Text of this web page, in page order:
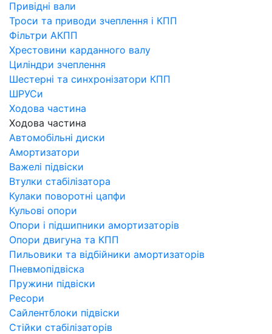
Привідні вали
Троси та приводи зчеплення і КПП
Фільтри АКПП
Хрестовини карданного валу
Циліндри зчеплення
Шестерні та синхронізатори КПП
ШРУСи
Ходова частина
Ходова частина
Автомобільні диски
Амортизатори
Важелі підвіски
Втулки стабілізатора
Кулаки поворотні цапфи
Кульові опори
Опори і підшипники амортизаторів
Опори двигуна та КПП
Пильовики та відбійники амортизаторів
Пневмопідвіска
Пружини підвіски
Ресори
Сайлентблоки підвіски
Стійки стабілізаторів